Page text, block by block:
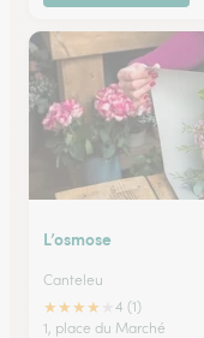
L’osmose
Canteleu
★★★★
4 (1)
1, place du Marché